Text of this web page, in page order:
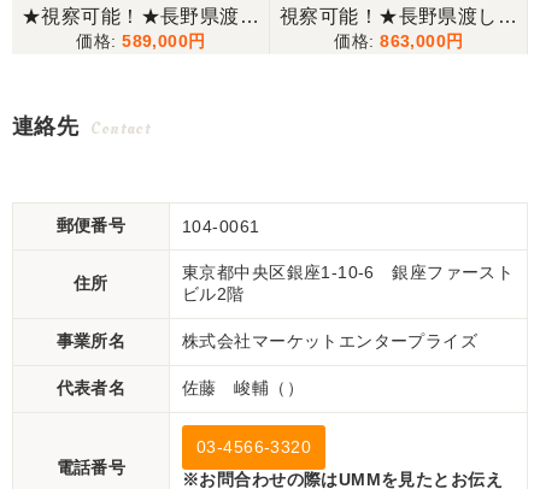
★視察可能！★長野県渡し
ヤンマー トラクター AF11
R116W ロータリー 現状渡
589,000
視察可能！★長野県渡し
三菱 トラクター MT367 3
863,000
連絡先 Contact
郵便番号 104-0061
住所
東京都中央区銀座1-10-6 銀座ファースト
ビル2階
事業所名 株式会社マーケットエンタープライズ
代表者名 佐藤 峻輔（）
電話番号
03-4566-3320
※お問合わせの際はUMMを見たとお伝え